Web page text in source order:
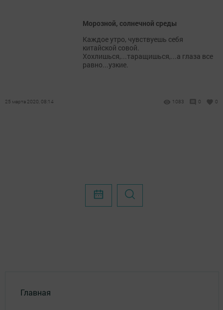
Морозной, солнечной среды
Каждое утро, чувствуешь себя
китайской совой.
Хохлишься,...таращишься,...а глаза все
равно...узкие.
25 марта 2020, 08:14 1083 0 0
Главная